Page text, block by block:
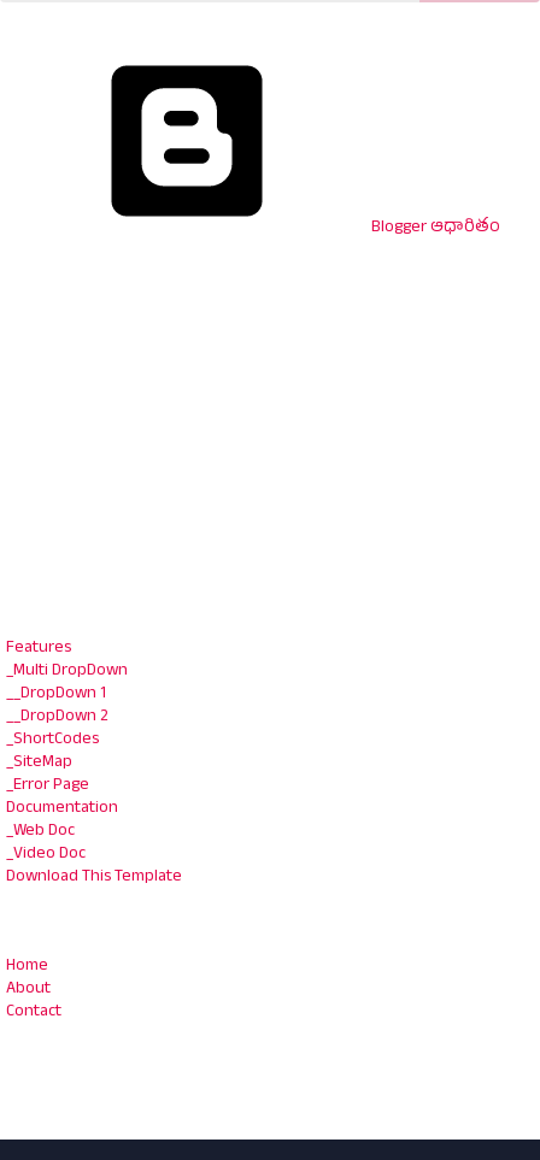
Blogger ఆధారితం
Features
_Multi DropDown
__DropDown 1
__DropDown 2
_ShortCodes
_SiteMap
_Error Page
Documentation
_Web Doc
_Video Doc
Download This Template
Home
About
Contact